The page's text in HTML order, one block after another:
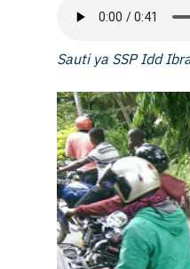
Sauti ya SSP Idd